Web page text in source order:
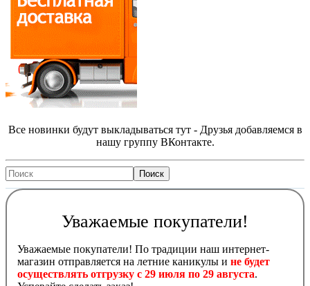
Все новинки будут выкладываться тут - Друзья добавляемся в
нашу группу ВКонтакте.
Уважаемые покупатели!
Уважаемые покупатели! По традиции наш интернет-
магазин отправляется на летние каникулы и не будет
осуществлять отгрузку с 29 июля по 29 августа.